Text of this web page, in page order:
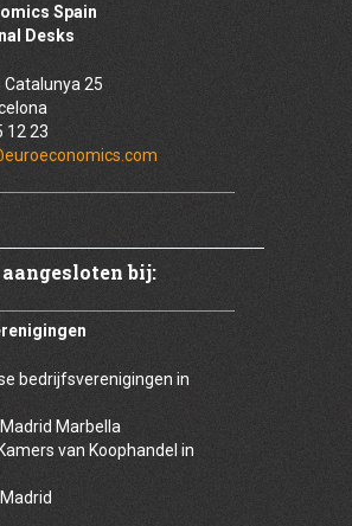
Spain
Desks
Catalunya 25
12 23
bij:
bedrijfsverenigingen in
Marbella
van Koophandel in